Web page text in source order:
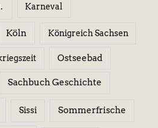
Karneval
Köln Königreich Sachsen
Ostseebad
Sachbuch Geschichte
Sissi Sommerfrische